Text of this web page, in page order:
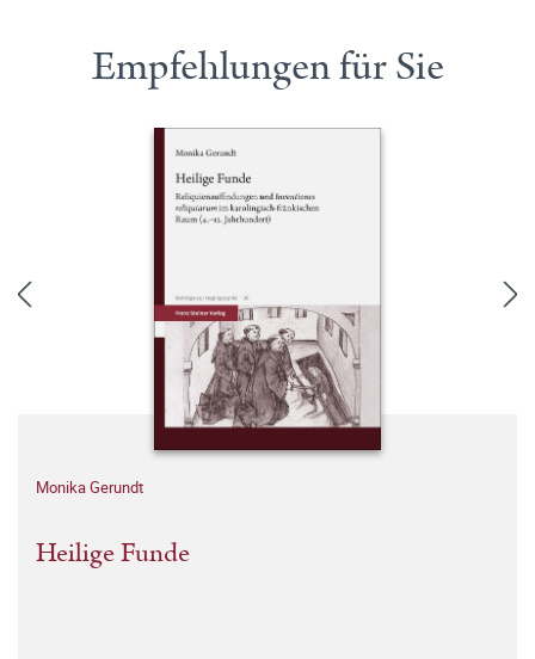
Empfehlungen für Sie
Monika Gerundt
Heilige Funde